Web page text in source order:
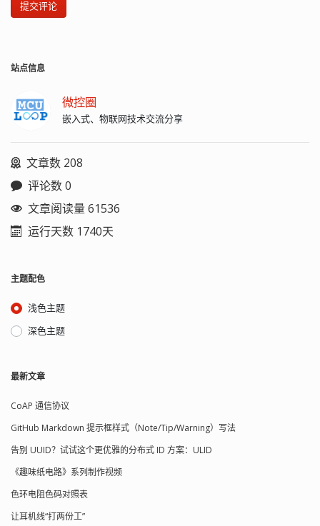
提交评论
站点信息
微控圈
嵌入式、物联网技术交流分享
文章数 208
评论数 0
文章阅读量 61536
运行天数 1740天
主题配色
浅色主题
深色主题
最新文章
CoAP 通信协议
GitHub Markdown 提示框样式（Note/Tip/Warning）写法
告别 UUID？试试这个更优雅的分布式 ID 方案：ULID
《趣味纸电路》系列制作视频
色环电阻色码对照表
让耳机线“打两份工”